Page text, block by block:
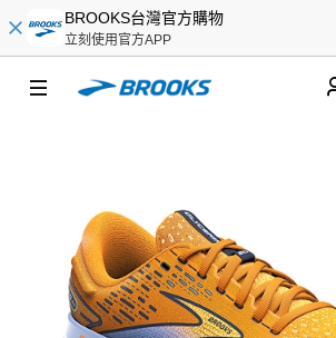
BROOKS台灣官方購物
立刻使用官方APP